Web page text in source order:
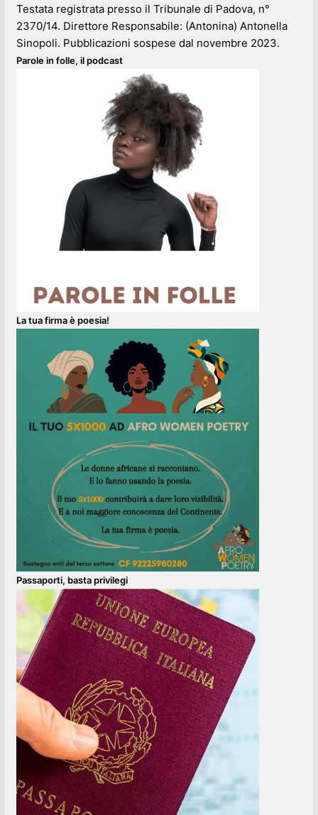
Testata registrata presso il Tribunale di Padova, n°
2370/14. Direttore Responsabile: (Antonina) Antonella
Sinopoli. Pubblicazioni sospese dal novembre 2023.
Parole in folle, il podcast
La tua firma è poesia!
Passaporti, basta privilegi